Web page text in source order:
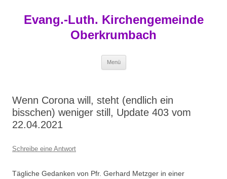
springen
Evang.-Luth. Kirchengemeinde
Oberkrumbach
Menü
Wenn Corona will, steht (endlich ein
bisschen) weniger still, Update 403 vom
22.04.2021
Schreibe eine Antwort
Tägliche Gedanken von Pfr. Gerhard Metzger in einer